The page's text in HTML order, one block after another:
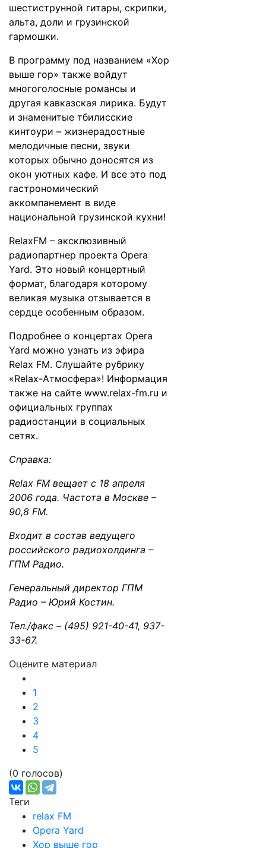
шестиструнной гитары, скрипки,
альта, доли и грузинской
гармошки.
В программу под названием «Хор
выше гор» также войдут
многоголосные романсы и
другая кавказская лирика. Будут
и знаменитые тбилисские
кинтоури – жизнерадостные
мелодичные песни, звуки
которых обычно доносятся из
окон уютных кафе. И все это под
гастрономический
аккомпанемент в виде
национальной грузинской кухни!
RelaxFM – эксклюзивный
радиопартнер проекта Opera
Yard. Это новый концертный
формат, благодаря которому
великая музыка отзывается в
сердце особенным образом.
Подробнее о концертах Opera
Yard можно узнать из эфира
Relax FM. Слушайте рубрику
«Relax-Атмосфера»! Информация
также на сайте www.relax-fm.ru и
официальных группах
радиостанции в социальных
сетях.
Справка:
Relax FM вещает с 18 апреля
2006 года. Частота в Москве –
90,8 FM.
Входит в состав ведущего
российского радиохолдинга –
ГПМ Радио.
Генеральный директор ГПМ
Радио – Юрий Костин.
Тел./факс – (495) 921-40-41, 937-
33-67.
Оцените материал
1
2
3
4
5
(0 голосов)
Теги
relax FM
Opera Yard
Хор выше гор